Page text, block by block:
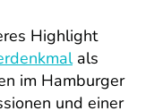
Highlight
als
im Hamburger
und einer